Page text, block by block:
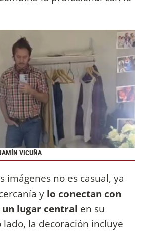
VICUÑA
imágenes no es casual, ya
y lo conectan con
lugar central en su
la decoración incluye